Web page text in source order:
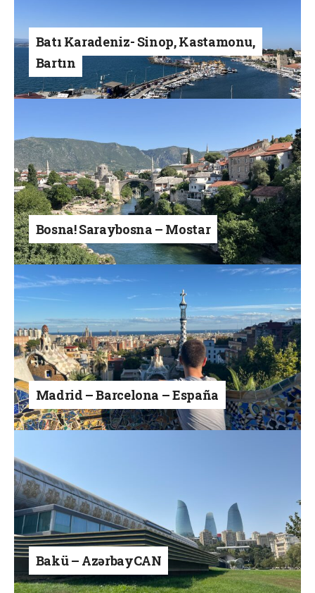
Batı Karadeniz- Sinop, Kastamonu,
Bartın
Bosna! Saraybosna – Mostar
Madrid – Barcelona – España
Bakü – AzərbayCAN